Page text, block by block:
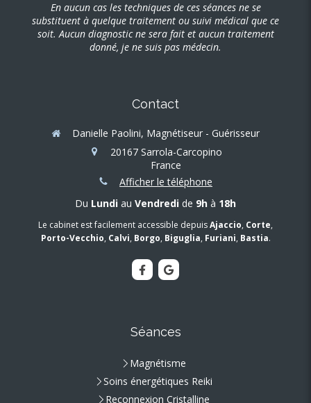
En aucun cas les techniques de ces séances ne se
substituent à quelque traitement ou suivi médical que ce
soit. Aucun diagnostic ne sera fait et aucun traitement
donné, je ne suis pas médecin.
Contact
Danielle Paolini, Magnétiseur - Guérisseur
20167 Sarrola-Carcopino
France
Afficher le téléphone
Du Lundi au Vendredi de 9h à 18h
Le cabinet est facilement accessible depuisAjaccio, Corte,
Porto-Vecchio, Calvi, Borgo, Biguglia, Furiani, Bastia.
Séances
Magnétisme
Soins énergétiques Reiki
Reconnexion Cristalline